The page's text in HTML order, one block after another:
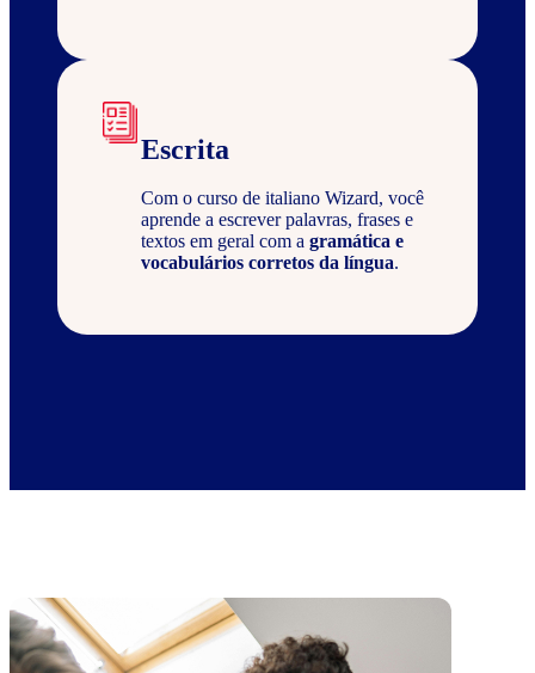
Escrita
Com o curso de italiano Wizard, você
aprende a escrever palavras, frases e
textos em geral com a gramática e
vocabulários corretos da língua.